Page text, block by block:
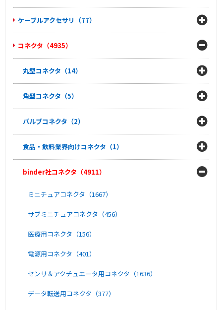
ケーブルアクセサリ（77）
コネクタ（4935）
丸型コネクタ（14）
角型コネクタ（5）
バルブコネクタ（2）
食品・飲料業界向けコネクタ（1）
binder社コネクタ（4911）
ミニチュアコネクタ（1667）
サブミニチュアコネクタ（456）
医療用コネクタ（156）
電源用コネクタ（401）
センサ＆アクチュエータ用コネクタ（1636）
データ転送用コネクタ（377）